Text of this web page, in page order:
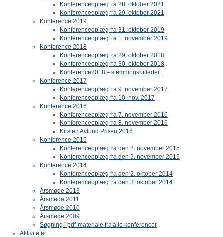
Konferenceoplæg fra 28. oktober 2021
Konferenceoplæg fra 29. oktober 2021
Konference 2019
Konferenceoplæg fra 31. oktober 2019
Konferenceoplæg fra 1. november 2019
Konference 2018
Konferenceoplæg fra 29. oktober 2018
Konferenceoplæg fra 30. oktober 2018
Konference2018 – stemningsbilleder
Konference 2017
Konferenceoplæg fra 9. november 2017
Konferenceoplæg fra 10. nov. 2017
Konference 2016
Konferenceoplæg fra 7. november 2016
Konferenceoplæg fra 8. november 2016
Kirsten Avlund Prisen 2016
Konference 2015
Konferenceoplæg fra den 2. november 2015
Konferenceoplæg fra den 3. november 2015
Konference 2014
Konferenceoplæg fra den 2. oktober 2014
Konferenceoplæg fra den 3. oktober 2014
Årsmøde 2013
Årsmøde 2011
Årsmøde 2010
Årsmøde 2009
Søgning i pdf-materiale fra alle konferencer
Aktiviteter